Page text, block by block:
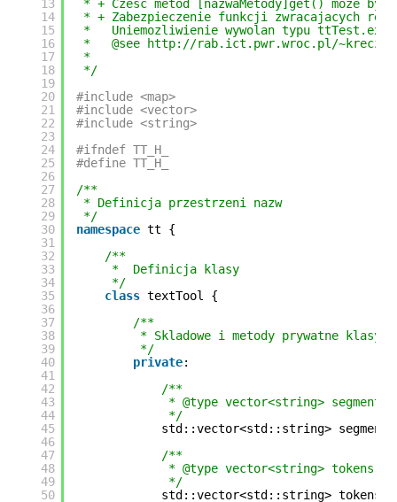
13
14
15
16
17
18
19
20
21
22
23
24
25
26
27
28
29
30
31
32
33
34
35
36
37
38
39
40
41
42
43
44
45
46
47
48
49
50
* + Czesc metod [nazwaMetody]get() moze
* + Zabezpieczenie funkcji zwracajacych
*   Uniemozliwienie wywolan typu
*   @see http://rab.ict.pwr.wroc.pl/
*
*/
#include <map>
#include <vector>
#include <string>
#ifndef TT_H_
#define TT_H_
/**
* Definicja przestrzeni nazw
*/
namespace tt {
/**
*  Definicja klasy
*/
class textTool {
/**
* Skladowe i metody prywatne klasy
*/
private:
/**
* @type vector<string> segment
*/
std::vector<std::string>
/**
* @type vector<string> tokens
*/
std::vector<std::string> tokens;